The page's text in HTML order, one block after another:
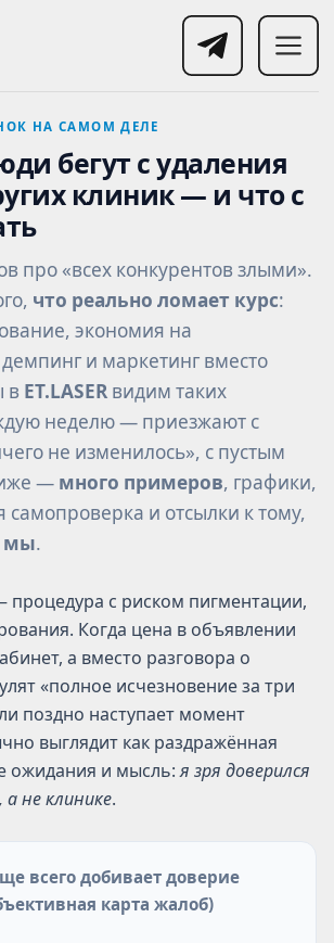
НА САМОМ ДЕЛЕ
бегут с удаления
клиник — и что с
про «всех конкурентов злыми».
что реально ломает курс:
экономия на
и маркетинг вместо
в ET.LASER видим таких
неделю — приезжают с
не изменилось», с пустым
— много примеров, графики,
самопроверка и отсылки к тому,
мы.
процедура с риском пигментации,
Когда цена в объявлении
а вместо разговора о
«полное исчезновение за три
поздно наступает момент
выглядит как раздражённая
ожидания и мысль:я зря доверился
не клинике.
всего добивает доверие
карта жалоб)